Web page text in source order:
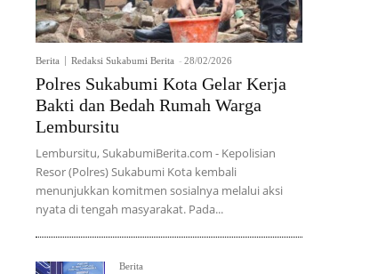
Berita Redaksi Sukabumi Berita - 28/02/2026
Polres Sukabumi Kota Gelar Kerja
Bakti dan Bedah Rumah Warga
Lembursitu
Lembursitu, SukabumiBerita.com - Kepolisian
Resor (Polres) Sukabumi Kota kembali
menunjukkan komitmen sosialnya melalui aksi
nyata di tengah masyarakat. Pada...
Berita